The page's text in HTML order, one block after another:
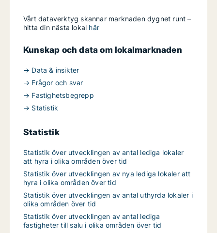
Vårt dataverktyg skannar marknaden dygnet runt –
hitta din nästa lokal här
Kunskap och data om lokalmarknaden
→ Data & insikter
→ Frågor och svar
→ Fastighetsbegrepp
→ Statistik
Statistik
Statistik över utvecklingen av antal lediga lokaler
att hyra i olika områden över tid
Statistik över utvecklingen av nya lediga lokaler att
hyra i olika områden över tid
Statistik över utvecklingen av antal uthyrda lokaler i
olika områden över tid
Statistik över utvecklingen av antal lediga
fastigheter till salu i olika områden över tid